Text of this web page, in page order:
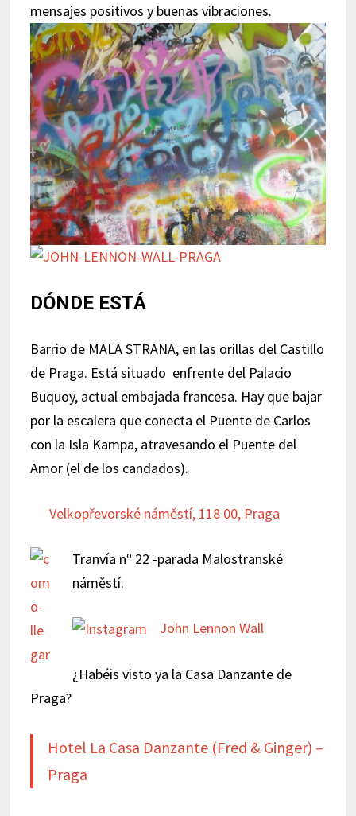
mensajes positivos y buenas vibraciones.
DÓNDE ESTÁ
Barrio de MALA STRANA, en las orillas del Castillo
de Praga. Está situado enfrente del Palacio
Buquoy, actual embajada francesa. Hay que bajar
por la escalera que conecta el Puente de Carlos
con la Isla Kampa, atravesando el Puente del
Amor (el de los candados).
Velkopřevorské náměstí, 118 00, Praga
Tranvía nº 22 -parada Malostranské
náměstí.
John Lennon Wall
¿Habéis visto ya la Casa Danzante de
Praga?
Hotel La Casa Danzante (Fred & Ginger) –
Praga